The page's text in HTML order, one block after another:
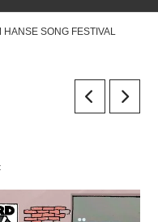
HANSE SONG FESTIVAL